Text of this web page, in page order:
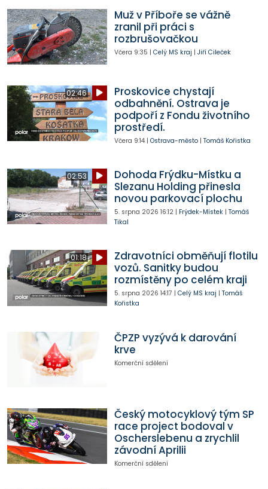
Muž v Příboře se vážně
zranil při práci s
rozbrušovačkou
Včera 9:35 | Celý MS kraj | Jiří Cileček
02:46
Proskovice chystají
odbahnění. Ostrava je
podpoří z Fondu životního
prostředí.
Včera 9:14| Ostrava-město| Tomáš Kořistka
02:53
Dohoda Frýdku-Místku a
Slezanu Holding přinesla
novou parkovací plochu
5. srpna 2026 16:12| Frýdek-Místek| Tomáš
Tikal
01:18
Zdravotníci obměňují flotilu
vozů. Sanitky budou
rozmístěny po celém kraji
5. srpna 2026 14:17 | Celý MS kraj | Tomáš
Kořistka
ČPZP vyzývá k darování
krve
Komerční sdělení
Český motocyklový tým SP
race project bodoval v
Oscherslebenu a zrychlil
závodní Aprilii
Komerční sdělení